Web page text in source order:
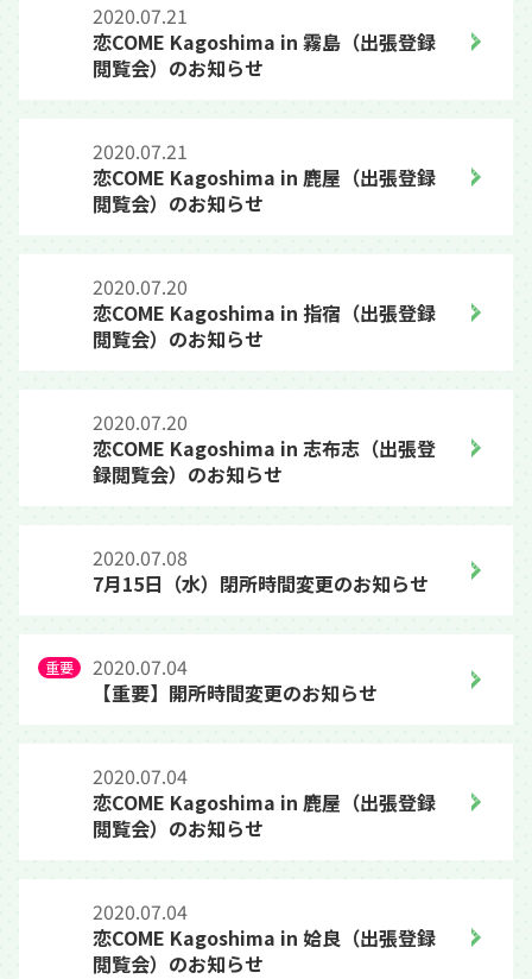
2020.07.21
恋COME Kagoshima in 霧島（出張登録
閲覧会）のお知らせ
2020.07.21
恋COME Kagoshima in 鹿屋（出張登録
閲覧会）のお知らせ
2020.07.20
恋COME Kagoshima in 指宿（出張登録
閲覧会）のお知らせ
2020.07.20
恋COME Kagoshima in 志布志（出張登
録閲覧会）のお知らせ
2020.07.08
7月15日（水）閉所時間変更のお知らせ
2020.07.04
【重要】開所時間変更のお知らせ
2020.07.04
恋COME Kagoshima in 鹿屋（出張登録
閲覧会）のお知らせ
2020.07.04
恋COME Kagoshima in 姶良（出張登録
閲覧会）のお知らせ